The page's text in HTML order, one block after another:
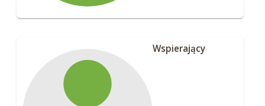
Wspierający